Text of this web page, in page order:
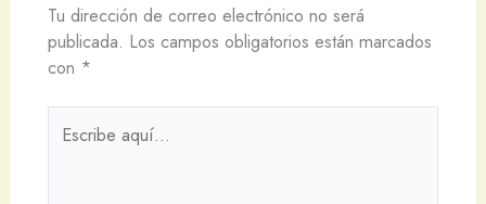
Tu dirección de correo electrónico no será
publicada. Los campos obligatorios están marcados
con *
aquí...